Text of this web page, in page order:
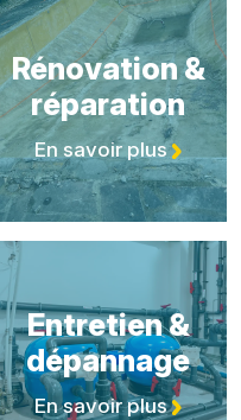
Rénovation &
réparation
En savoir plus
Entretien &
dépannage
En savoir plus